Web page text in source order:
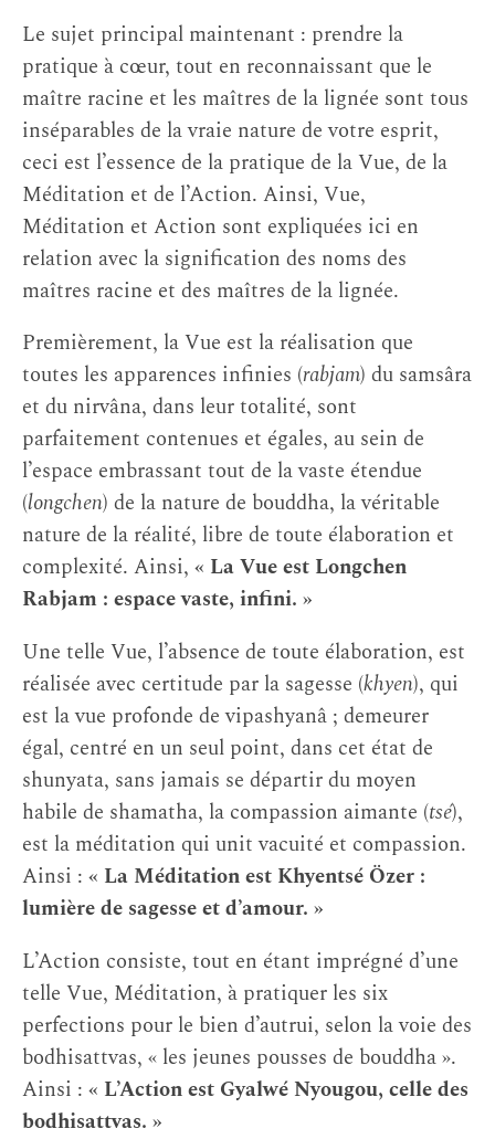
Le sujet principal maintenant : prendre la
pratique à cœur, tout en reconnaissant que le
maître racine et les maîtres de la lignée sont tous
inséparables de la vraie nature de votre esprit,
ceci est l’essence de la pratique de la Vue, de la
Méditation et de l’Action. Ainsi, Vue,
Méditation et Action sont expliquées ici en
relation avec la signification des noms des
maîtres racine et des maîtres de la lignée.
Premièrement, la Vue est la réalisation que
toutes les apparences infinies (rabjam) du samsâra
et du nirvâna, dans leur totalité, sont
parfaitement contenues et égales, au sein de
l’espace embrassant tout de la vaste étendue
(longchen) de la nature de bouddha, la véritable
nature de la réalité, libre de toute élaboration et
complexité. Ainsi, « La Vue est Longchen
Rabjam : espace vaste, infini. »
Une telle Vue, l’absence de toute élaboration, est
réalisée avec certitude par la sagesse (khyen), qui
est la vue profonde de vipashyanâ ; demeurer
égal, centré en un seul point, dans cet état de
shunyata, sans jamais se départir du moyen
habile de shamatha, la compassion aimante (tsé),
est la méditation qui unit vacuité et compassion.
Ainsi : « La Méditation est Khyentsé Özer :
lumière de sagesse et d’amour. »
L’Action consiste, tout en étant imprégné d’une
telle Vue, Méditation, à pratiquer les six
perfections pour le bien d’autrui, selon la voie des
bodhisattvas, « les jeunes pousses de bouddha ».
Ainsi : « L’Action est Gyalwé Nyougou, celle des
bodhisattvas. »